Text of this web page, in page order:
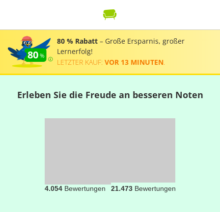
80
80 % Rabatt – Große Ersparnis, großer
Lernerfolg!
LETZTER KAUF: VOR 13 MINUTEN
Erleben Sie die Freude an besseren Noten
4.054Bewertungen 21.473Bewertungen